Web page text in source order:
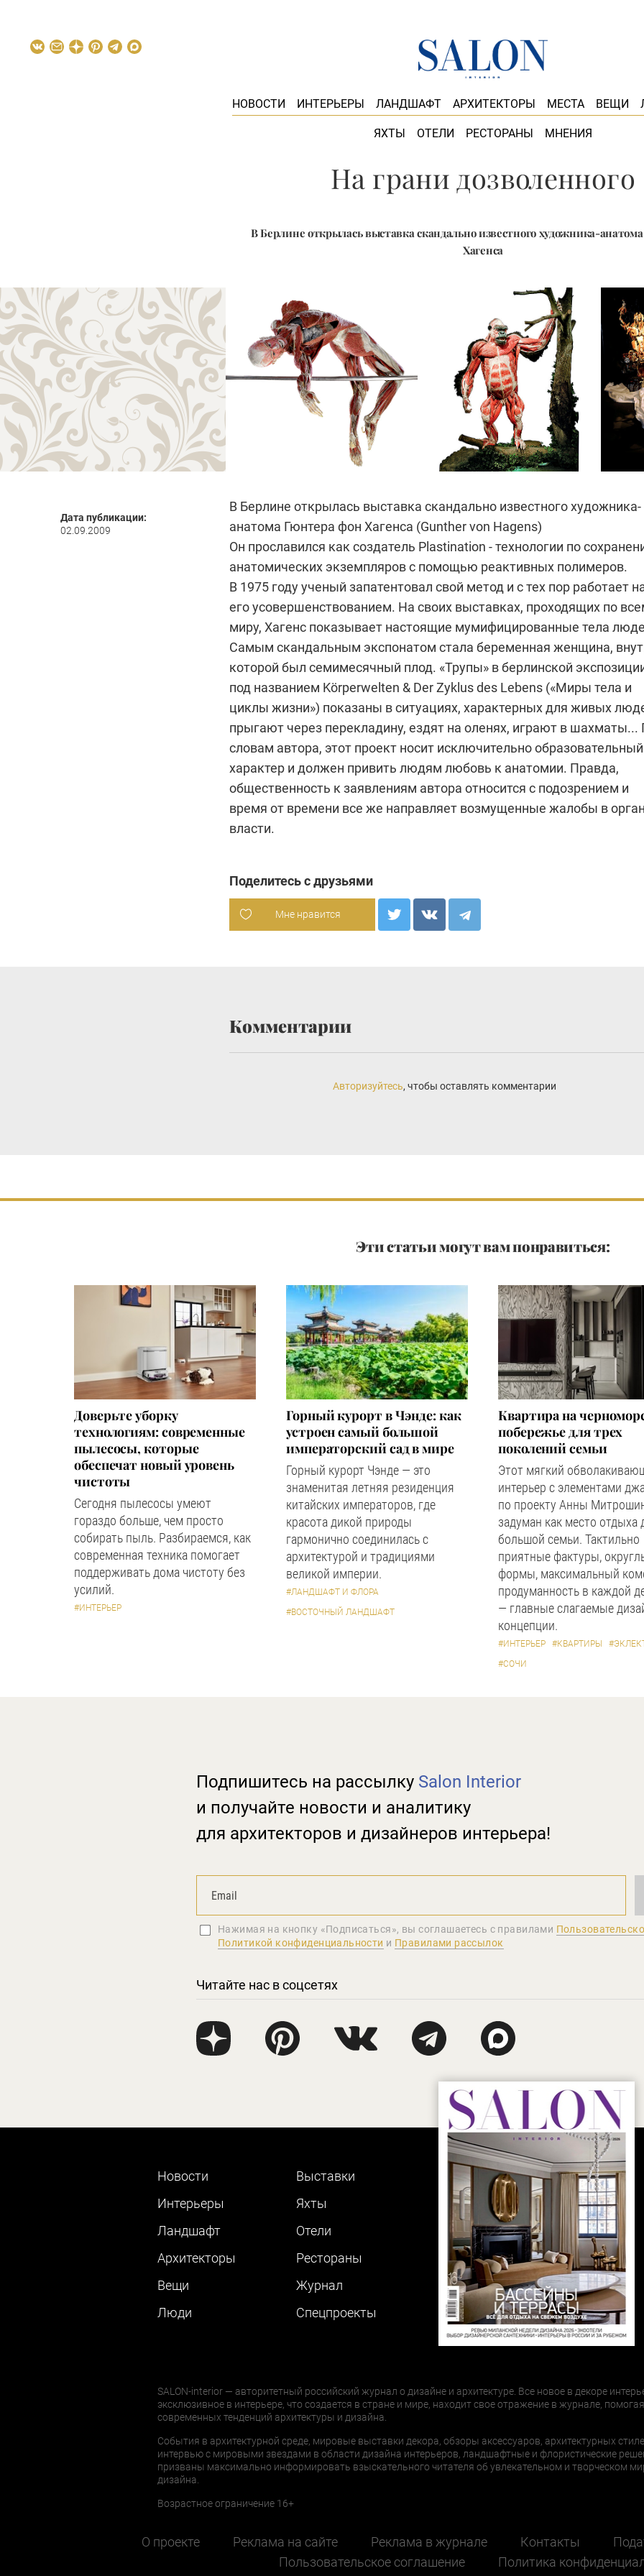
НОВОСТИ ИНТЕРЬЕРЫ ЛАНДШАФТ АРХИТЕКТОРЫ МЕСТА ВЕЩИ
ЯХТЫ ОТЕЛИ РЕСТОРАНЫ МНЕНИЯ
На грани дозволенного
В Берлине открылась выставка скандально известного художника-
Хагенса
Дата публикации:
02.09.2009
В Берлине открылась выставка скандально известного художника-
анатома Гюнтера фон Хагенса (Gunther von Hagens)
Он прославился как создатель Plastination - технологии по
анатомических экземпляров с помощью реактивных полимеров.
В 1975 году ученый запатентовал свой метод и с тех пор работает
его усовершенствованием. На своих выставках, проходящих по
миру, Хагенс показывает настоящие мумифицированные тела
Самым скандальным экспонатом стала беременная женщина,
которой был семимесячный плод. «Трупы» в берлинской
под названием Körperwelten & Der Zyklus des Lebens («Миры тела и
циклы жизни») показаны в ситуациях, характерных для живых
прыгают через перекладину, ездят на оленях, играют в шахматы...
словам автора, этот проект носит исключительно образовательный
характер и должен привить людям любовь к анатомии. Правда,
общественность к заявлениям автора относится с подозрением и
время от времени все же направляет возмущенные жалобы в
власти.
Поделитесь с друзьями
Мне нравится
Комментарии
Авторизуйтесь, чтобы оставлять комментарии
Эти статьи могут вам понравиться:
Доверьте уборку
технологиям: современные
пылесосы, которые
обеспечат новый уровень
чистоты
Сегодня пылесосы умеют
гораздо больше, чем просто
собирать пыль. Разбираемся, как
современная техника помогает
поддерживать дома чистоту без
усилий.
#ИНТЕРЬЕР
Горный курорт в Чэнде: как
устроен самый большой
императорский сад в мире
Горный курорт Чэнде — это
знаменитая летняя резиденция
китайских императоров, где
красота дикой природы
гармонично соединилась с
архитектурой и традициями
великой империи.
#ЛАНДШАФТ И ФЛОРА
#ВОСТОЧНЫЙ ЛАНДШАФТ
Квартира на
побережье для трех
поколений семьи
Этот мягкий
интерьер с элементами
по проекту Анны
задуман как место отдыха
большой семьи. Тактильно
приятные фактуры,
формы, максимальный
продуманность в каждой
— главные слагаемые
концепции.
#ИНТЕРЬЕР #КВАРТИРЫ
#СОЧИ
Подпишитесь на рассылку Salon Interior
и получайте новости и аналитику
для архитекторов и дизайнеров интерьера!
Нажимая на кнопку «Подписаться», вы соглашаетеcь с правилами
Политикой конфиденциальности и Правилами рассылок
Читайте нас в соцсетях
Новости
Интерьеры
Ландшафт
Архитекторы
Вещи
Люди
Выставки
Яхты
Отели
Рестораны
Журнал
Cпецпроекты
SALON-interior — авторитетный российский журнал о дизайне и архитектуре. Все новое в декоре
эксклюзивное в интерьере, что создается в стране и мире, находит свое отражение в журнале,
современных тенденций архитектуры и дизайна.
События в архитектурной среде, мировые выставки декора, обзоры аксессуаров, архитектурных
интервью с мировыми звездами в области дизайна интерьеров, ландшафтные и флористические
призваны максимально информировать взыскательного читателя об увлекательном и творческом
дизайна.
Возрастное ограничение 16+
О проекте Реклама на сайте Реклама в журнале Контакты
Пользовательское соглашение
Политика